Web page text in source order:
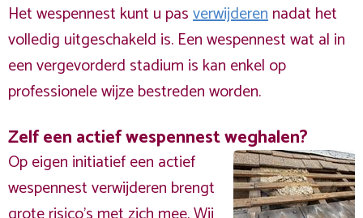
Het wespennest kunt u pasverwijderennadat het
volledig uitgeschakeld is. Een wespennest wat al in
een vergevorderd stadium is kan enkel op
professionele wijze bestreden worden.
Zelf een actief wespennest weghalen?
Op eigen initiatief een actief
wespennest verwijderen brengt